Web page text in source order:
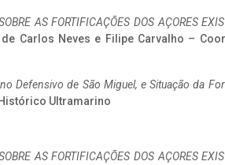
AS FORTIFICAÇÕES DOS AÇORES
Carlos Neves e Filipe Carvalho –
Defensivo de São Miguel, e Situação da
Ultramarino
AS FORTIFICAÇÕES DOS AÇORES